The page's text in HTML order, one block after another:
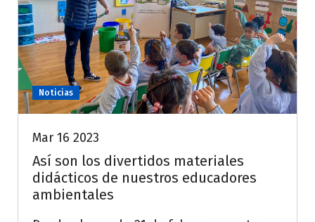
Noticias
Mar 16 2023
Así son los divertidos materiales
didácticos de nuestros educadores
ambientales